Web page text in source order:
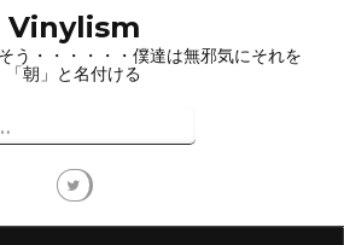
Vinylism
う・・・・・・僕達は無邪気にそれを
「朝」と名付ける